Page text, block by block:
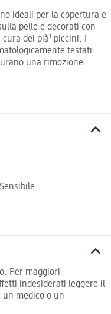
ideali per la copertura e
pelle e decorati con
dei pià¹ piccini. I
testati
una rimozione
Per maggiori
indesiderati leggere il
medico o un